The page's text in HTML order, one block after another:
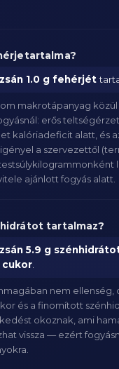
1.0 g fehérjét
makrotápanyag
erős
kalóriadeficit alatt, és
a szervezettől
ajánlott fogyás alatt.
tartalmaz?
5.9 g
cukor
nem ellenség,
és a finomított
okoznak, ami
vissza — ezért